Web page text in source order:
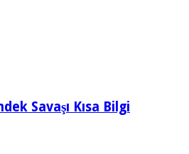
Savaşı Kısa Bilgi